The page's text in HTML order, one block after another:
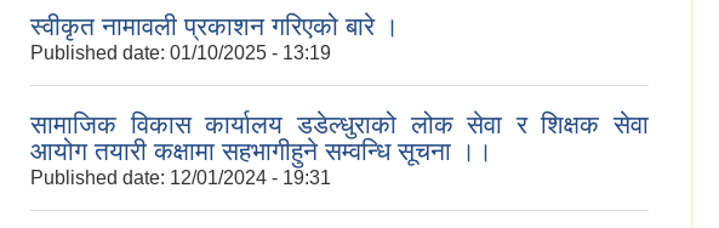
स्वीकृत नामावली प्रकाशन गरिएको बारे ।
Published date: 01/10/2025 - 13:19
सामाजिक विकास कार्यालय डडेल्धुराको लोक सेवा र शिक्षक सेवा
आयोग तयारी कक्षामा सहभागीहुने सम्वन्धि सूचना ।।
Published date: 12/01/2024 - 19:31